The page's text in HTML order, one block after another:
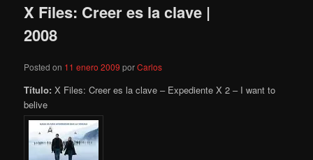
X Files: Creer es la clave |
2008
Posted on 11 enero 2009 porCarlos
Título: X Files: Creer es la clave – Expediente X 2 – I want to
belive